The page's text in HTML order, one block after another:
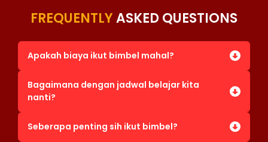
FREQUENTLYASKED QUESTIONS
Apakah biaya ikut bimbel mahal?
Bagaimana dengan jadwal belajar kita
nanti?
Seberapa penting sih ikut bimbel?